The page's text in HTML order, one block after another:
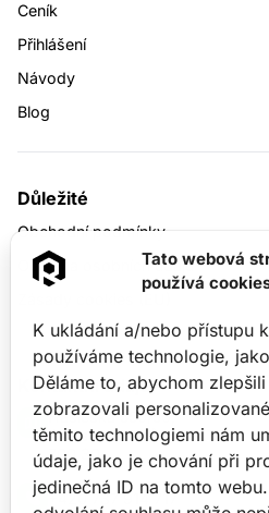
Tato webová
používá
K ukládání a/nebo přístupu
používáme technologie,
Děláme to, abychom
zobrazovali
těmito technologiemi nám
údaje, jako je chování při
jedinečná ID na tomto
Ceník
Přihlášení
Návody
Blog
Důležité
Obchodní podmínky
Ochrana osobních údajů
Kontaktní údaje
Hasičská 550/50,
Ostrava-Hrabůvka
700 30
+420 737 914 717